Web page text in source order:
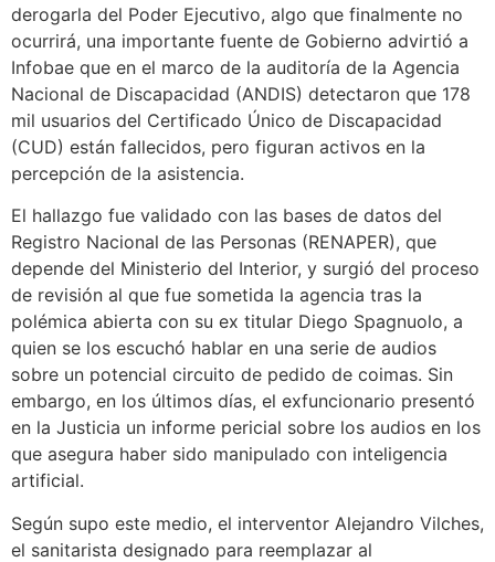
derogarla del Poder Ejecutivo, algo que finalmente no
ocurrirá, una importante fuente de Gobierno advirtió a
Infobae que en el marco de la auditoría de la Agencia
Nacional de Discapacidad (ANDIS) detectaron que 178
mil usuarios del Certificado Único de Discapacidad
(CUD) están fallecidos, pero figuran activos en la
percepción de la asistencia.
El hallazgo fue validado con las bases de datos del
Registro Nacional de las Personas (RENAPER), que
depende del Ministerio del Interior, y surgió del proceso
de revisión al que fue sometida la agencia tras la
polémica abierta con su ex titular Diego Spagnuolo, a
quien se los escuchó hablar en una serie de audios
sobre un potencial circuito de pedido de coimas. Sin
embargo, en los últimos días, el exfuncionario presentó
en la Justicia un informe pericial sobre los audios en los
que asegura haber sido manipulado con inteligencia
artificial.
Según supo este medio, el interventor Alejandro Vilches,
el sanitarista designado para reemplazar al